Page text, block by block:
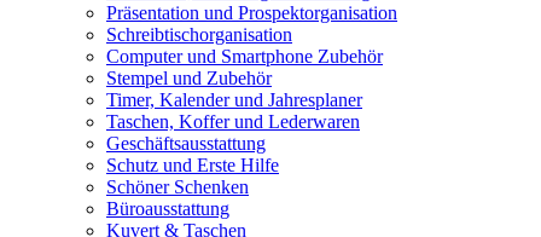
Präsentation und Prospektorganisation
Schreibtischorganisation
Computer und Smartphone Zubehör
Stempel und Zubehör
Timer, Kalender und Jahresplaner
Taschen, Koffer und Lederwaren
Geschäftsausstattung
Schutz und Erste Hilfe
Schöner Schenken
Büroausstattung
Kuvert & Taschen